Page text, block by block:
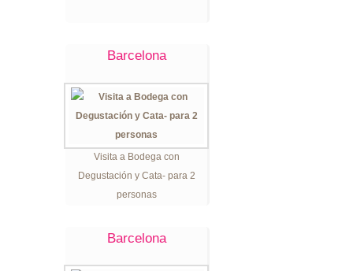
Barcelona
Visita a Bodega con
Degustación y Cata- para 2
personas
Barcelona